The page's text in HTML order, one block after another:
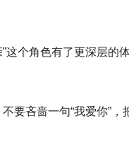
这个角色有了更深层的
要吝啬一句“我爱你”，